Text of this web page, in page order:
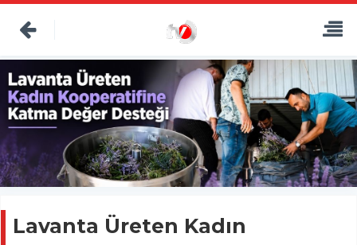
Lavanta Üreten Kadın